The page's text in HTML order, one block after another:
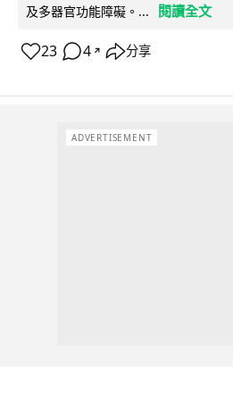
及多器官功能障礙。...
閱讀全文
23 4 ↗ 分享
ADVERTISEMENT